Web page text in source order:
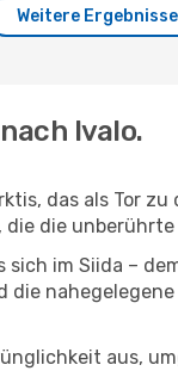
Weitere Ergebnisse
Ivalo.
das als Tor
die
im Siida –
aus,